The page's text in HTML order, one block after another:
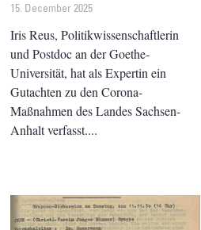
15. December 2025
Iris Reus, Politikwissenschaftlerin
und Postdoc an der Goethe-
Universität, hat als Expertin ein
Gutachten zu den Corona-
Maßnahmen des Landes Sachsen-
Anhalt verfasst.